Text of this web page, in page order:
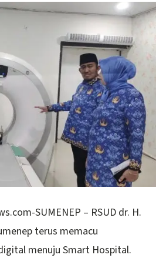
SUMENEP – RSUD dr. H.
terus memacu
menuju Smart Hospital.